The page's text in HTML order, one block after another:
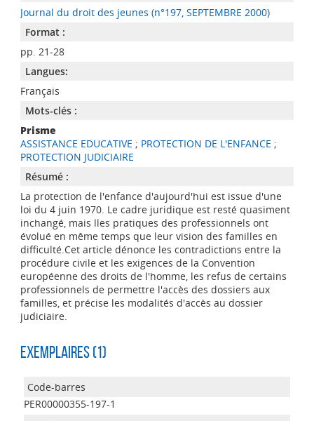
Journal du droit des jeunes (n°197, SEPTEMBRE 2000)
Format :
pp. 21-28
Langues:
Français
Mots-clés :
Prisme
ASSISTANCE EDUCATIVE ; PROTECTION DE L'ENFANCE ;
PROTECTION JUDICIAIRE
Résumé :
La protection de l'enfance d'aujourd'hui est issue d'une
loi du 4 juin 1970. Le cadre juridique est resté quasiment
inchangé, mais lles pratiques des professionnels ont
évolué en même temps que leur vision des familles en
difficulté.Cet article dénonce les contradictions entre la
procédure civile et les exigences de la Convention
européenne des droits de l'homme, les refus de certains
professionnels de permettre l'accès des dossiers aux
familles, et précise les modalités d'accès au dossier
judiciaire.
Exemplaires (1)
PER00000355-197-1